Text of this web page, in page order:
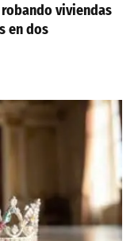
viviendas
en dos